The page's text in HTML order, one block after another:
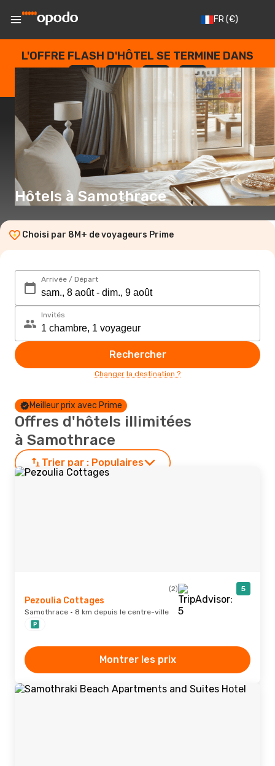
FR(€)
L'OFFRE FLASH D'HÔTEL SE TERMINE DANS
--
JOURS
: --
HEURES
: --
SECONDES
Hôtels à Samothrace
Choisi par 8M+ de voyageurs Prime
Arrivée / Départ
Invités
Rechercher
Changer la destination ?
Meilleur prix avec Prime
Offres d'hôtels illimitées
à Samothrace
Trier par : Populaires
(2) 5
Pezoulia Cottages
Samothrace · 8 km depuis le centre-ville
Montrer les prix